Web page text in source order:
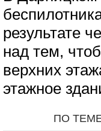
результате
над тем,
верхних
этажное
ПО